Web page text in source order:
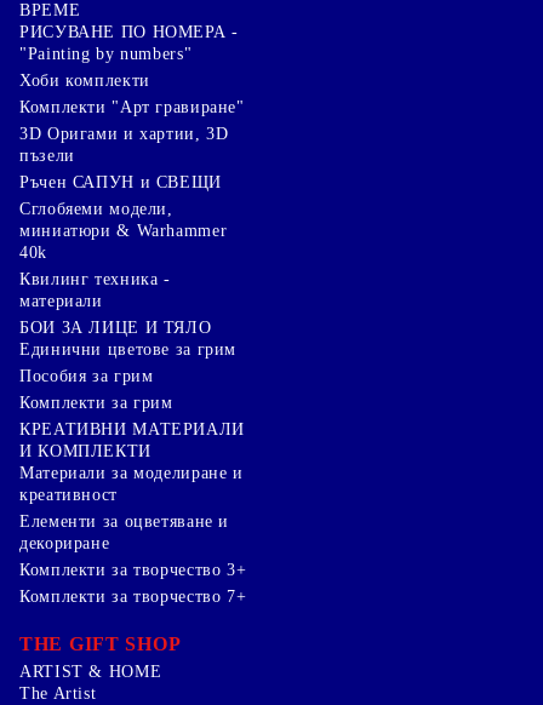
ВРЕМЕ
РИСУВАНЕ ПО НОМЕРА -
"Painting by numbers"
Хоби комплекти
Комплекти "Арт гравиране"
3D Оригами и хартии, 3D
пъзели
Ръчен САПУН и СВЕЩИ
Сглобяеми модели,
миниатюри & Warhammer
40k
Квилинг техника -
материали
БОИ ЗА ЛИЦЕ И ТЯЛО
Единични цветове за грим
Пособия за грим
Комплекти за грим
КРЕАТИВНИ МАТЕРИАЛИ
И КОМПЛЕКТИ
Mатериали за моделиране и
креативност
Елементи за оцветяване и
декориране
Комплекти за творчество 3+
Комплекти за творчество 7+
THE GIFT SHOP
ARTIST & HOME
The Artist